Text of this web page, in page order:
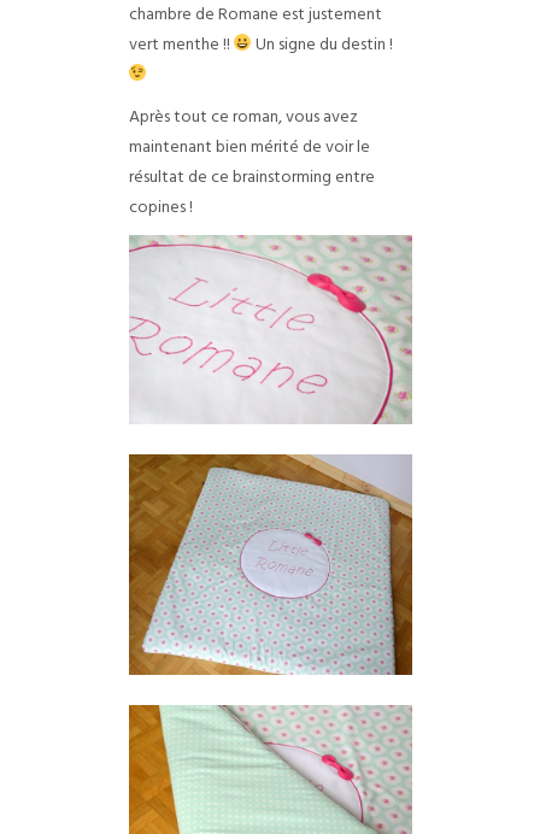
chambre de Romane est justement
vert menthe !!
Un signe du destin !
Après tout ce roman, vous avez
maintenant bien mérité de voir le
résultat de ce brainstorming entre
copines !